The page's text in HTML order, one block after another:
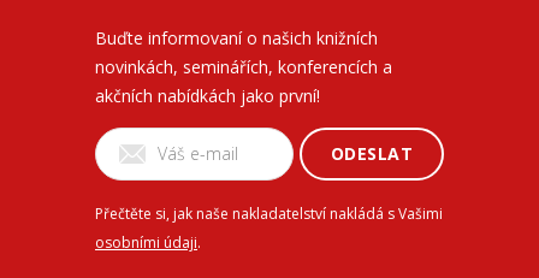
Buďte informovaní o našich knižních
novinkách, seminářích, konferencích a
akčních nabídkách jako první!
ODESLAT
Přečtěte si, jak naše nakladatelství nakládá s Vašimi
osobními údaji.